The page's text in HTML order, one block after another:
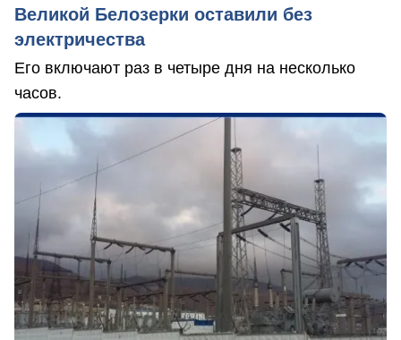
Великой Белозерки оставили без
электричества
Его включают раз в четыре дня на несколько
часов.